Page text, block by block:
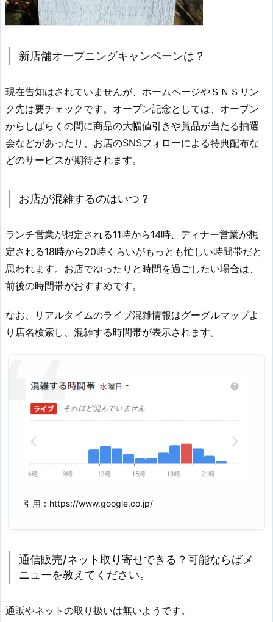
新店舗オープニングキャンペーンは？
現在告知はされていませんが、ホームページやＳＮＳリン
ク先は要チェックです。オープン記念としては、オープン
からしばらくの間に商品の大幅値引きや賞品が当たる抽選
会などがあったり、お店のSNSフォローによる特典配布な
どのサービスが期待されます。
お店が混雑するのはいつ？
ランチ営業が想定される11時から14時、ディナー営業が想
定される18時から20時くらいがもっとも忙しい時間帯だと
思われます。お店でゆったりと時間を過ごしたい場合は、
前後の時間帯がおすすめです。
なお、リアルタイムのライブ混雑情報はグーグルマップよ
り店名検索し、混雑する時間帯が表示されます。
引用：https://www.google.co.jp/
通信販売/ネット取り寄せできる？可能ならばメ
ニューを教えてください。
通販やネットの取り扱いは無いようです。